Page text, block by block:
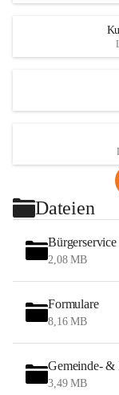
Dateien
Bürgerservice
2,08 MB
Formulare
8,16 MB
Gemeinde- &
3,49 MB